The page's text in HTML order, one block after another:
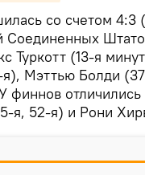
со счетом 4:3
Соединенных
Туркотт (13-я
Мэттью Болди
финнов отличились
я, 52-я) и Рони